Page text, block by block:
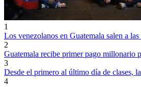
1
Los venezolanos en Guatemala salen a
2
Guatemala recibe primer pago millonario
3
Desde el primero al último día de clases,
4